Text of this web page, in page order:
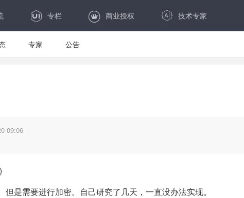
专栏 商业授权 技术专家
专家 公告
09:06
是需要进行加密。自己研究了几天，一直没办法实现。